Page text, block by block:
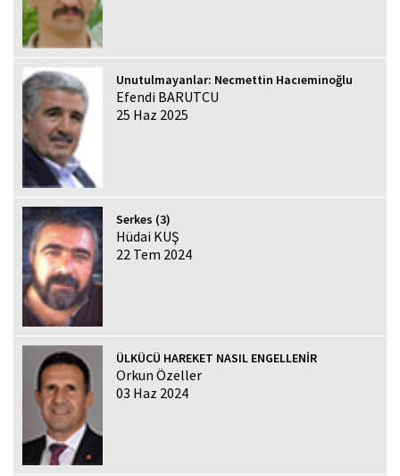
Unutulmayanlar: Necmettin Hacıeminoğlu
Efendi BARUTCU
25 Haz 2025
Serkes (3)
Hüdai KUŞ
22 Tem 2024
ÜLKÜCÜ HAREKET NASIL ENGELLENİR
Orkun Özeller
03 Haz 2024